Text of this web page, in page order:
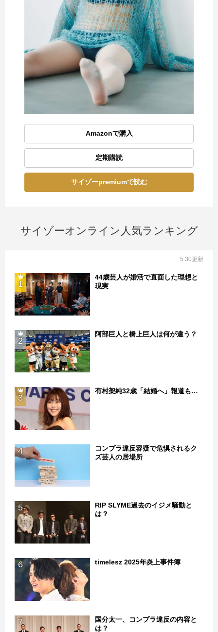
Amazonで購入
定期購読
サイゾーpremiumで読む
サイゾーオンライン人気ランキング
5:30更新
1
44歳芸人が婚活で直面した理想と
現実
2
阿部巨人と橋上巨人は何が違う？
3
有村架純32歳「結婚へ」報道も…
4
コンプラ違反容疑で危惧されるク
ズ芸人の居場所
5
RIP SLYME過去のイジメ騒動と
は？
6 timelesz 2025年炎上事件簿
7
国分太一、コンプラ違反の内容と
は？